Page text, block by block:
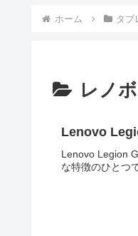
ホーム タブ
レノボ
Lenovo
Lenovo Legion
な特徴のひとつ